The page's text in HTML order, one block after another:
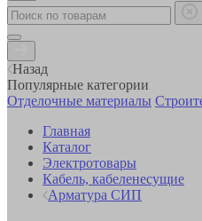
Назад
Популярные категории
Отделочные материалы
Главная
Каталог
Электротовары
Кабель, кабеленесущие
Арматура СИП